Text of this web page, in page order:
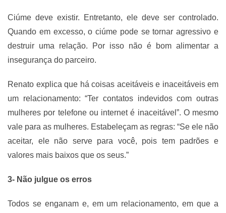
Ciúme deve existir. Entretanto, ele deve ser controlado.
Quando em excesso, o ciúme pode se tornar agressivo e
destruir uma relação. Por isso não é bom alimentar a
insegurança do parceiro.
Renato explica que há coisas aceitáveis e inaceitáveis em
um relacionamento: “Ter contatos indevidos com outras
mulheres por telefone ou internet é inaceitável”. O mesmo
vale para as mulheres. Estabeleçam as regras: “Se ele não
aceitar, ele não serve para você, pois tem padrões e
valores mais baixos que os seus.”
3- Não julgue os erros
Todos se enganam e, em um relacionamento, em que a